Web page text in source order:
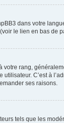
dans votre
le lien en bas de
rang,
C’est à
ses raisons.
tels que les